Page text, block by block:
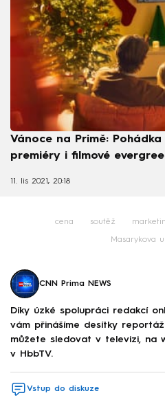
Vánoce na Primě:
premiéry i filmové
11. lis 2021, 20:18
cena soutěž
Masarykova
CNN Prima NEWS
Díky úzké spolupráci redakcí
vám přinášíme desítky
můžete sledovat v televizi, na
v HbbTV.
Vstup do diskuze